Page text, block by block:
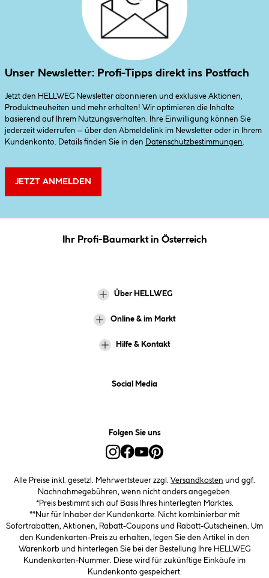
Unser Newsletter: Profi-Tipps direkt ins Postfach
Jetzt den HELLWEG Newsletter abonnieren und exklusive Aktionen,
Produktneuheiten und mehr erhalten! Wir optimieren die Inhalte
basierend auf Ihrem Nutzungsverhalten. Ihre Einwilligung können Sie
jederzeit widerrufen – über den Abmeldelink im Newsletter oder in Ihrem
Kundenkonto. Details finden Sie in den
Datenschutzbestimmungen
JETZT ANMELDEN
Ihr Profi-Baumarkt in Österreich
Über HELLWEG
Online & im Markt
Hilfe & Kontakt
Social Media
Folgen Sie uns
Alle Preise inkl. gesetzl. Mehrwertsteuer zzgl. Versandkosten und ggf.
Nachnahmegebühren, wenn nicht anders angegeben.
*Preis bestimmt sich auf Basis Ihres hinterlegten Marktes.
**Nur für Inhaber der Kundenkarte. Nicht kombinierbar mit
Sofortrabatten, Aktionen, Rabatt-Coupons und Rabatt-Gutscheinen. Um
den Kundenkarten-Preis zu erhalten, legen Sie den Artikel in den
Warenkorb und hinterlegen Sie bei der Bestellung Ihre HELLWEG
Kundenkarten-Nummer. Diese wird für zukünftige Einkäufe im
Kundenkonto gespeichert.